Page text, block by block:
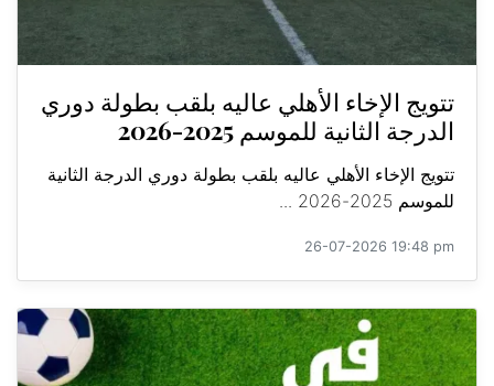
تتويج الإخاء الأهلي عاليه بلقب بطولة دوري
الدرجة الثانية للموسم 2025-2026
تتويج الإخاء الأهلي عاليه بلقب بطولة دوري الدرجة الثانية
للموسم 2025-2026 ...
26-07-2026 19:48 pm